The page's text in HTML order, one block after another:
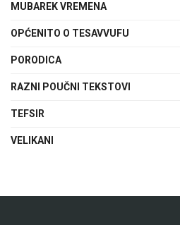
MUBAREK VREMENA
OPĆENITO O TESAVVUFU
PORODICA
RAZNI POUČNI TEKSTOVI
TEFSIR
VELIKANI